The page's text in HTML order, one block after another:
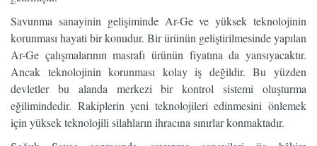
Savunma sanayinin gelişiminde Ar-Ge ve yüksek teknolojinin
korunması hayati bir konudur. Bir ürünün geliştirilmesinde yapılan
Ar-Ge çalışmalarının masrafı ürünün fiyatına da yansıyacaktır.
Ancak teknolojinin korunması kolay iş değildir. Bu yüzden
devletler bu alanda merkezi bir kontrol sistemi oluşturma
eğilimindedir. Rakiplerin yeni teknolojileri edinmesini önlemek
için yüksek teknolojili silahların ihracına sınırlar konmaktadır.